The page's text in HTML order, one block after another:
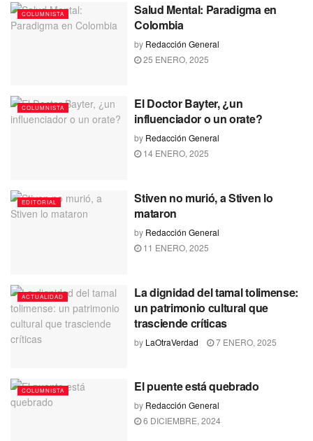
COLUMNISTA
Salud Mental: Paradigma en
Colombia
by Redacción General
25 ENERO, 2025
COLUMNISTA
El Doctor Bayter, ¿un
influenciador o un orate?
by Redacción General
14 ENERO, 2025
EDITORIAL
Stiven no murió, a Stiven lo
mataron
by Redacción General
11 ENERO, 2025
ACTUALIDAD
La dignidad del tamal tolimense:
un patrimonio cultural que
trasciende críticas
by LaOtraVerdad 7 ENERO, 2025
COLUMNISTA El puente está quebrado
by Redacción General
6 DICIEMBRE, 2024